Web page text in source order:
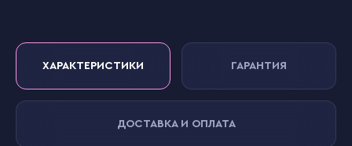
ХАРАКТЕРИСТИКИ ГАРАНТИЯ
ДОСТАВКА И ОПЛАТА